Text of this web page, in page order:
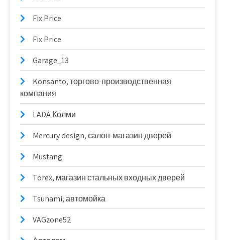
Fix Price
Fix Price
Garage_13
Konsanto, торгово-производственная
компания
LADA Колми
Mercury design, салон-магазин дверей
Mustang
Torex, магазин стальных входных дверей
Tsunami, автомойка
VAGzone52